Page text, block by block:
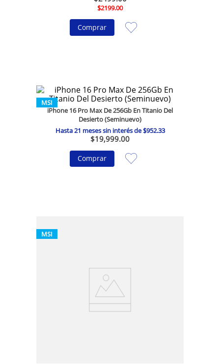
$2199.00
Comprar
MSI
iPhone 16 Pro Max De 256Gb En Titanio Del
Desierto (Seminuevo)
Hasta21 meses sin interés de$952.33
$19,999.00
Comprar
MSI